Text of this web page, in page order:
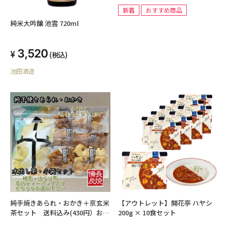
純米大吟醸 池雲 720ml
3,520 (税込)
池田酒造
新着 おすすめ商品
純手焼きあられ・おかき＋京玄米
茶セット 送料込み(430円）お任
【アウトレット】開花亭 ハヤシ
200g × 10食セット